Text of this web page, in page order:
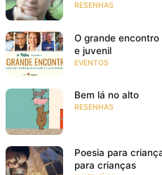
RESENHAS
O grande
e juvenil
EVENTOS
Bem lá no alto
RESENHAS
Poesia para
para crianças